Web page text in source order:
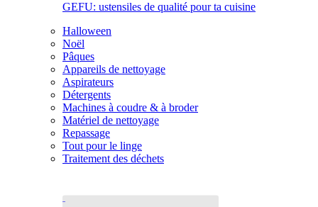
GEFU: ustensiles de qualité pour ta cuisine
Halloween
Noël
Pâques
Appareils de nettoyage
Aspirateurs
Détergents
Machines à coudre & à broder
Matériel de nettoyage
Repassage
Tout pour le linge
Traitement des déchets